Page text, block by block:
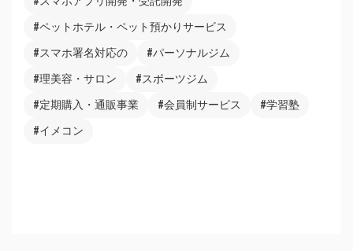
#ペットホテル・ペット預かりサービス
#スマホ署名対応の #パーソナルジム
#理美容・サロン #スポーツジム
#定期購入・通販事業 #会員制サービス #学習塾
#イメコン